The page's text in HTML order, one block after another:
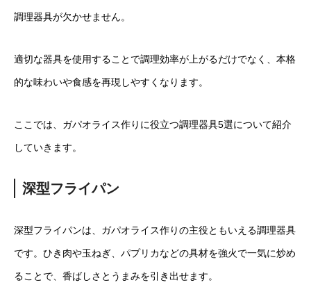
調理器具が欠かせません。
適切な器具を使用することで調理効率が上がるだけでなく、本格
的な味わいや食感を再現しやすくなります。
ここでは、ガパオライス作りに役立つ調理器具5選について紹介
していきます。
深型フライパン
深型フライパンは、ガパオライス作りの主役ともいえる調理器具
です。ひき肉や玉ねぎ、パプリカなどの具材を強火で一気に炒め
ることで、香ばしさとうまみを引き出せます。